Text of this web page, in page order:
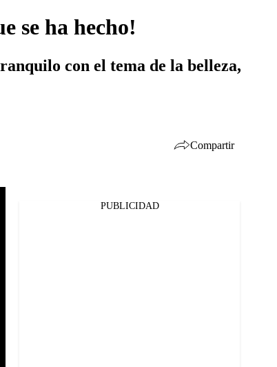
se ha hecho!
con el tema de la belleza,
Compartir
PUBLICIDAD